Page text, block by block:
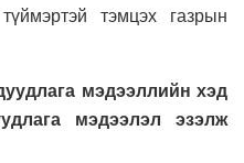
тэмцэх газрын
мэдээллийн хэд
мэдээлэл эзэлж